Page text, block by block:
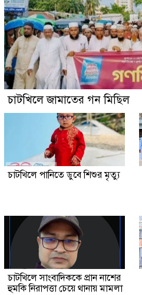
চাটখিলে জামাতের গন মিছিল
চাটখিলে পানিতে ডুবে শিশুর মৃত্যু
চাটখিলে সাংবাদিককে প্রান নাশের
হুমকি নিরাপত্তা চেয়ে থানায় মামলা